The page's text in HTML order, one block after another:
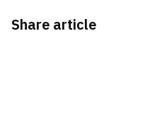
Share article